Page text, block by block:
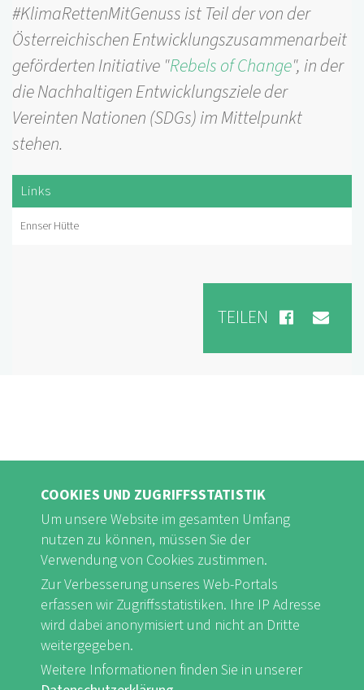
#KlimaRettenMitGenuss ist Teil der von der
Österreichischen Entwicklungszusammenarbeit
geförderten Initiative "Rebels of Change", in der
die Nachhaltigen Entwicklungsziele der
Vereinten Nationen (SDGs) im Mittelpunkt
stehen.
Links
Ennser Hütte
TEILEN
Youtube Instagram
Impressum & Datenschutz
COOKIES UND ZUGRIFFSSTATISTIK
Um unsere Website im gesamten Umfang
nutzen zu können, müssen Sie der
Verwendung von Cookies zustimmen.
Zur Verbesserung unseres Web-Portals
erfassen wir Zugriffsstatistiken. Ihre IP Adresse
wird dabei anonymisiert und nicht an Dritte
weitergegeben.
Weitere Informationen finden Sie in unserer